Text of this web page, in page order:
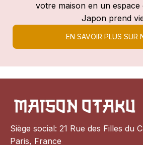
votre maison en un
Japon prend
EN SAVOIR PLUS SUR
Siège social: 21 Rue des Filles du
Paris, France